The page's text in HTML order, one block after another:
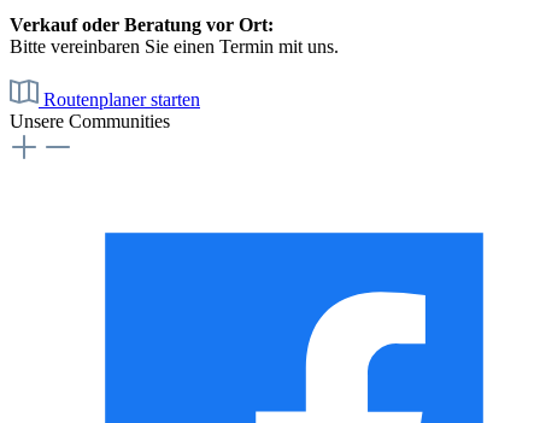
Verkauf oder Beratung vor Ort:
Bitte vereinbaren Sie einen Termin mit uns.
Routenplaner starten
Unsere Communities